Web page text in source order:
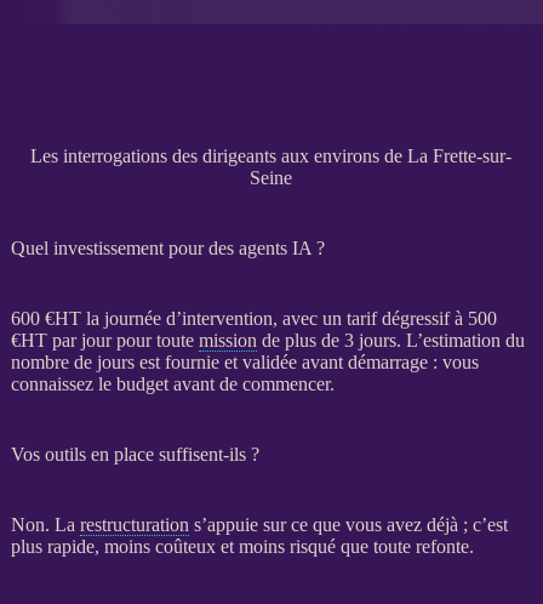
Les interrogations des dirigeants aux environs de La Frette-sur-
Seine
Quel investissement pour des agents IA ?
600 €HTla journée d’intervention, avec un tarif dégressif à 500
€HTpar jour pour toute mission de plus de 3 jours. L’estimation du
nombre de jours est fournie et validée avant démarrage : vous
connaissez le budget avant de commencer.
Vos outils en place suffisent-ils ?
Non. La restructuration s’appuie sur ce que vous avez déjà ; c’est
plus rapide, moins coûteux et moins risqué que toute refonte.